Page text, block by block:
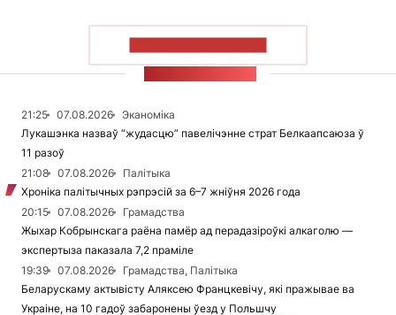
21:25 07.08.2026
Эканоміка
Лукашэнка назваў “жудасцю” павелічэнне страт Белкаапсаюза ў
11 разоў
21:08
07.08.2026
Палітыка
Хроніка палітычных рэпрэсій за 6–7 жніўня 2026 года
20:15
07.08.2026
Грамадства
Жыхар Кобрынскага раёна памёр ад перадазіроўкі алкаголю —
экспертыза паказала 7,2 праміле
19:39
07.08.2026
Грамадства, Палітыка
Беларускаму актывісту Аляксею Францкевічу, які пражывае ва
Украіне, на 10 гадоў забаронены ўезд у Польшчу